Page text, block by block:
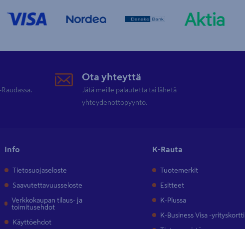
Ota yhteyttä
Jätä meille palautetta tai lähetä
yhteydenottopyyntö.
Info
Tietosuojaseloste
Saavutettavuusseloste
Verkkokaupan tilaus- ja
toimitusehdot
Käyttöehdot
K-Rauta
Tuotemerkit
Esitteet
K-Plussa
K-Business Visa -yrityskortti